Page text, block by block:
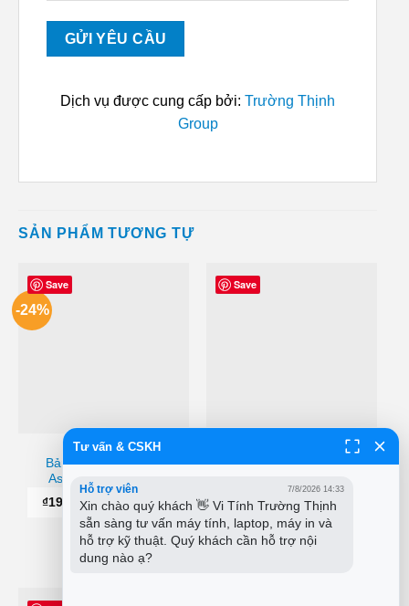
Dịch vụ được cung cấp bởi: Trường Thịnh
Group
SẢN PHẨM TƯƠNG TỰ
Save
-24%
BẢN LỀ LAPTOP
Bản Lề Laptop Acer
Aspire 5 A515-54G
₫190,000 – ₫400,000Khoảng
giá:
từ
₫190,000
đến
CHỌN
Sản
Save
Bản Lề Laptop Dell
₫350,000 – ₫710,000
CHỌN
Tư vấn & CSKH
Hỗ trợ viên 7/8/2026 14:33
Xin chào quý khách 👋 Vi Tính Trường Thịnh
sẵn sàng tư vấn máy tính, laptop, máy in và
hỗ trợ kỹ thuật. Quý khách cần hỗ trợ nội
dung nào ạ?